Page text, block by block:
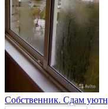
Собственник. Сдам